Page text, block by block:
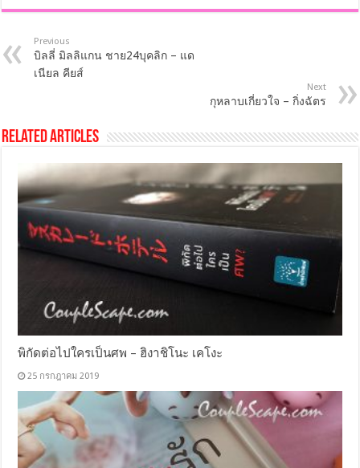
Previous
บิลลี่ มิลลิแกน ชาย24บุคลิก – แด
เนียล คียส์
Next
กุหลาบเกี่ยวใจ – กิ่งฉัตร
Related Articles
พิกัดต่อไปใครเป็นศพ – ฮิงาชิโนะ เคโงะ
25 กรกฎาคม 2019